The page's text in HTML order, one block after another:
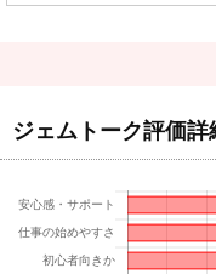
ジェムトーク評価詳